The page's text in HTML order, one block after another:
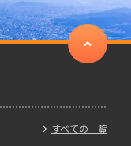
すべての一覧